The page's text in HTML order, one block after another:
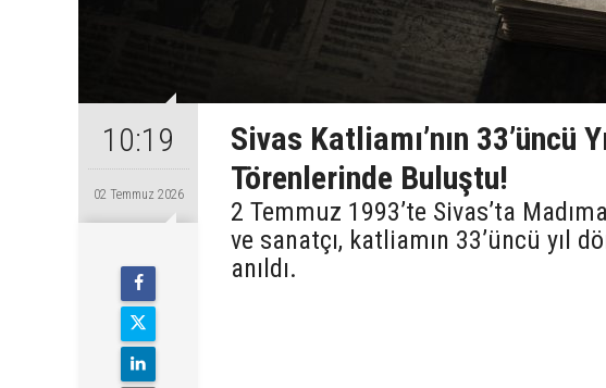
10:19
02 Temmuz 2026
Sivas Katliamı’nın 33’üncü
Törenlerinde Buluştu!
2 Temmuz 1993’te Sivas’ta
ve sanatçı, katliamın 33’üncü yıl
anıldı.